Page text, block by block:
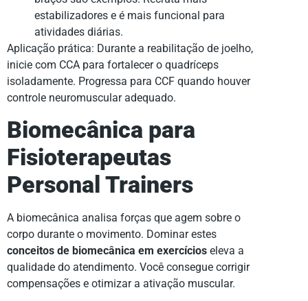
estabilizadores e é mais funcional para
atividades diárias.
Aplicação prática: Durante a reabilitação de joelho,
inicie com CCA para fortalecer o quadríceps
isoladamente. Progressa para CCF quando houver
controle neuromuscular adequado.
Biomecânica para
Fisioterapeutas
Personal Trainers
A biomecânica analisa forças que agem sobre o
corpo durante o movimento. Dominar estes
conceitos de biomecânica em exercícios eleva a
qualidade do atendimento. Você consegue corrigir
compensações e otimizar a ativação muscular.